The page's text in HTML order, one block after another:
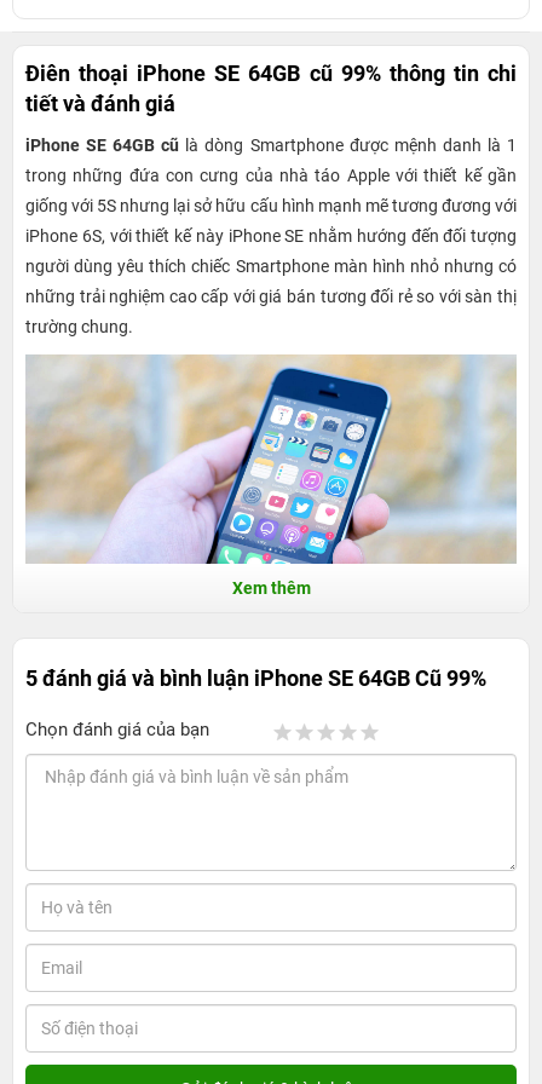
Điên thoại iPhone SE 64GB cũ 99% thông tin chi
tiết và đánh giá
iPhone SE 64GB cũ là dòng Smartphone được mệnh danh là 1
trong những đứa con cưng của nhà táo Apple với thiết kế gần
giống với 5S nhưng lại sở hữu cấu hình mạnh mẽ tương đương với
iPhone 6S, với thiết kế này iPhone SE nhằm hướng đến đối tượng
người dùng yêu thích chiếc Smartphone màn hình nhỏ nhưng có
những trải nghiệm cao cấp với giá bán tương đối rẻ so với sàn thị
trường chung.
lưu ý
iPhone SE cũ sở hữu thiết kế mới lạ
Xem thêm
5 đánh giá và bình luận iPhone SE 64GB Cũ 99%
Chọn đánh giá của bạn